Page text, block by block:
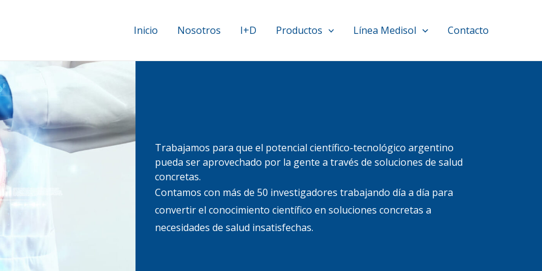
Inicio Nosotros I+D Productos Línea Medisol Contacto
Trabajamos para que el potencial científico-tecnológico argentino
pueda ser aprovechado por la gente a través de soluciones de salud
concretas.
Contamos con más de 50 investigadores trabajando día a día para
convertir el conocimiento científico en soluciones concretas a
necesidades de salud insatisfechas.